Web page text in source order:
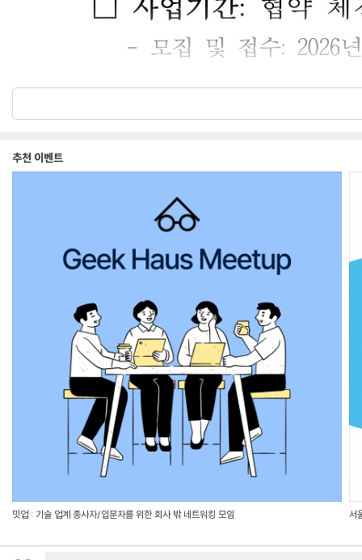
추천 이벤트
밋업 : 기술 업계 종사자/입문자를 위한 회사 밖 네트워킹 모임 서